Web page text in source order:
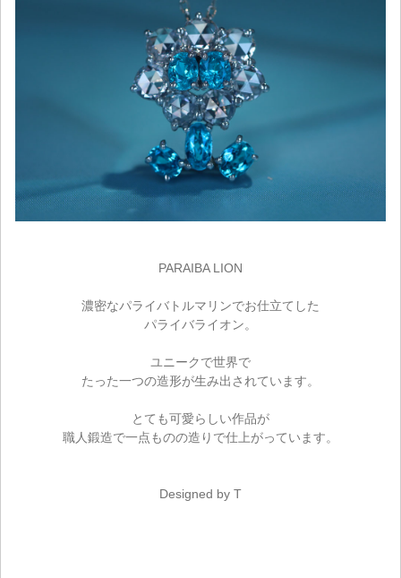
PARAIBA LION
濃密なパライバトルマリンでお仕立てした
パライバライオン。
ユニークで世界で
たった一つの造形が生み出されています。
とても可愛らしい作品が
職人鍛造で一点ものの造りで仕上がっています。
Designed by T